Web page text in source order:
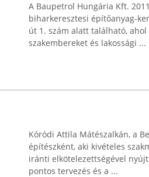
A Baupetrol Hungária Kft.
biharkeresztesi építőanyag-
út 1. szám alatt található,
szakembereket és lakossági ...
Kóródi Attila Mátészalkán, a
építészként, aki kivételes
iránti elkötelezettségével
pontos tervezés és a ...